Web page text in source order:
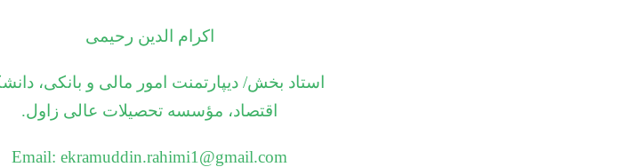
اکرام الدین رحیمی
استاد بخش/ دیپارتمنت امور مالی و بانکی،
اقتصاد، مؤسسه تحصیلات عالی زاول.
Email: ekramuddin.rahimi1@gmail.com